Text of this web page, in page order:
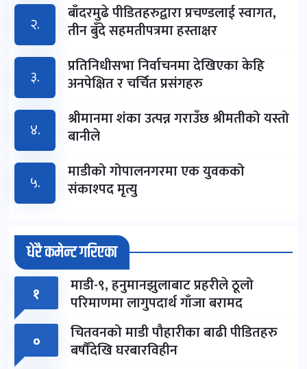
२.
बाँदरमुढे पीडितहरुद्वारा प्रचण्डलाई स्वागत,
तीन बुँदे सहमतीपत्रमा हस्ताक्षर
३.
प्रतिनिधीसभा निर्वाचनमा देखिएका केहि
अनपेक्षित र चर्चित प्रसंगहरु
४.
श्रीमानमा शंका उत्पन्न गराउँछ श्रीमतीको यस्तो
बानीले
५.
माडीको गोपालनगरमा एक युवकको
संकाश्पद मृत्यु
धेरै कमेन्ट गरिएका
१ माडी-९, हनुमानझुलाबाट प्रहरीले ठूलो
परिमाणमा लागुपदार्थ गाँजा बरामद
०
चितवनको माडी पौहारीका बाढी पीडितहरु
बर्षौंदेखि घरबारविहीन